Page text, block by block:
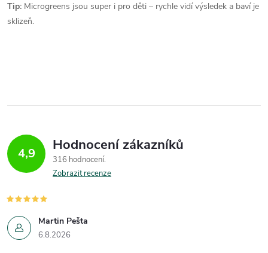
Tip: Microgreens jsou super i pro děti – rychle vidí výsledek a baví je
sklizeň.
4,9 Hodnocení zákazníků
316 hodnocení
Zobrazit recenze
Martin Pešta
6.8.2026